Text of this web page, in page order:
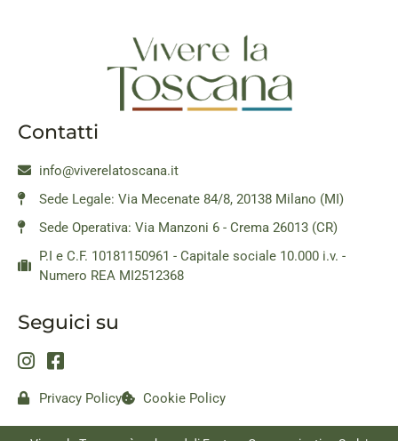
Contatti
info@viverelatoscana.it
Sede Legale: Via Mecenate 84/8, 20138 Milano (MI)
Sede Operativa: Via Manzoni 6 - Crema 26013 (CR)
P.I e C.F. 10181150961 - Capitale sociale 10.000 i.v. -
Numero REA MI2512368
Seguici su
Privacy Policy Cookie Policy